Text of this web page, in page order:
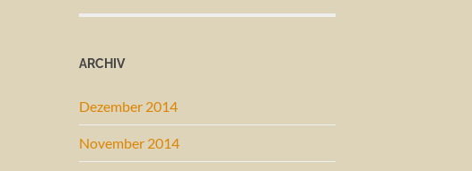
ARCHIV
Dezember 2014
November 2014